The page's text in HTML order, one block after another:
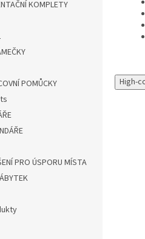
KOMPLETY
POMŮCKY
PRO ÚSPORU MÍSTA
High-